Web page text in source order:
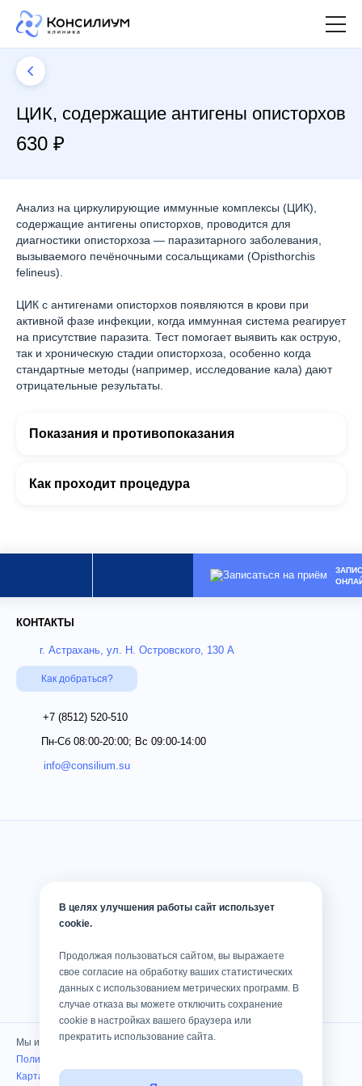
ЦИК, содержащие антигены описторхов
630 ₽
Анализ на циркулирующие иммунные комплексы (ЦИК),
содержащие антигены описторхов, проводится для
диагностики описторхоза — паразитарного заболевания,
вызываемого печёночными сосальщиками (Opisthorchis
felineus).
ЦИК с антигенами описторхов появляются в крови при
активной фазе инфекции, когда иммунная система реагирует
на присутствие паразита. Тест помогает выявить как острую,
так и хроническую стадии описторхоза, особенно когда
стандартные методы (например, исследование кала) дают
отрицательные результаты.
Показания и противопоказания
Как проходит процедура
КОНТАКТЫ
г. Астрахань, ул. Н. Островского, 130 А
Как добраться?
+7 (8512) 520-510
Пн-Сб 08:00-20:00; Вс 09:00-14:00
info@consilium.su
Мы используем cookies
Политика конфиденциальности
Карта сайта
В целях улучшения работы сайт использует
cookie.
Продолжая пользоваться сайтом, вы выражаете
свое согласие на обработку ваших статистических
данных с использованием метрических программ. В
случае отказа вы можете отключить сохранение
cookie в настройках вашего браузера или
прекратить использование сайта.